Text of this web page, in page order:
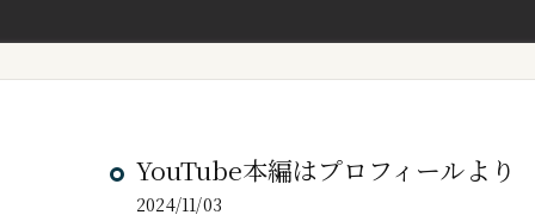
YouTube本編はプロフィールより
2024/11/03